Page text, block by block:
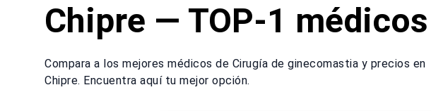
Chipre — TOP-1 médicos
Compara a los mejores médicos de Cirugía de ginecomastia y precios en
Chipre. Encuentra aquí tu mejor opción.